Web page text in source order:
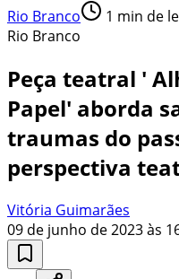
Rio Branco 1 min de
Rio Branco
Peça teatral '
Papel' aborda
traumas do
perspectiva
Vitória Guimarães
09 de junho de 2023 às